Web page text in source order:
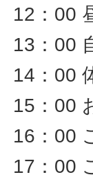
12：00
13：00
14：00
15：00
16：00
17：00